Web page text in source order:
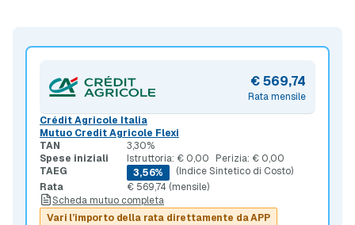
Rata mensile
€ 569,74
Crédit Agricole Italia
Mutuo Credit Agricole Flexi
TAN
3,30%
Spese iniziali
Istruttoria: € 0,00
Perizia: € 0,00
TAEG
3,56%
(Indice Sintetico di Costo)
Rata
€ 569,74 (mensile)
Scheda mutuo completa
Vari l’importo della rata direttamente da APP